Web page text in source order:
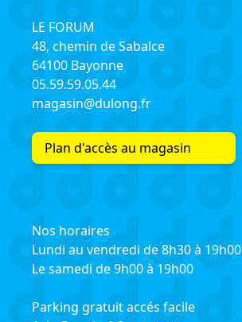
LE FORUM
48, chemin de Sabalce
64100 Bayonne
05.59.59.05.44
magasin@dulong.fr
Plan d'accès au magasin
Nos horaires
Lundi au vendredi de 8h30 à 19h00
Le samedi de 9h00 à 19h00
Parking gratuit accés facile